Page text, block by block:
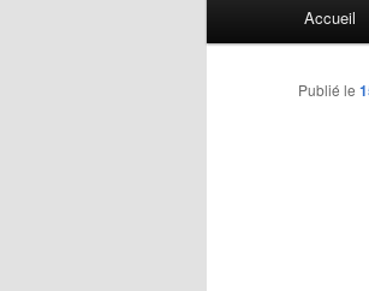
Accueil
Publié le